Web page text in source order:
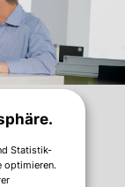
der
Statistik-
optimieren.